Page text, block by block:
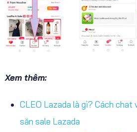
Xem thêm:
CLEO Lazada là gì? Cách chat
săn sale Lazada